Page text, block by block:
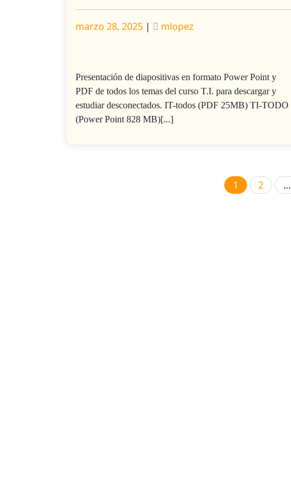
Publicado
marzo 28, 2025 | Publicado
mlopez
Presentación de diapositivas en formato Power Point y
PDF de todos los temas del curso T.I. para descargar y
estudiar desconectados. IT-todos (PDF 25MB) TI-TODO
(Power Point 828 MB)[...]
1 2 …